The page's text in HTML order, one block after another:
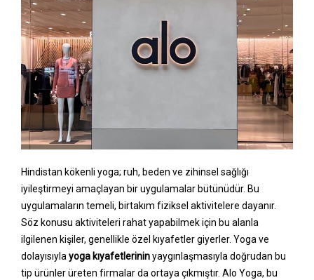
Hindistan kökenli yoga; ruh, beden ve zihinsel sağlığı
iyileştirmeyi amaçlayan bir uygulamalar bütünüdür. Bu
uygulamaların temeli, birtakım fiziksel aktivitelere dayanır.
Söz konusu aktiviteleri rahat yapabilmek için bu alanla
ilgilenen kişiler, genellikle özel kıyafetler giyerler. Yoga ve
dolayısıylayoga kıyafetlerininyaygınlaşmasıyla doğrudan bu
tip ürünler üreten firmalar da ortaya çıkmıştır. Alo Yoga, bu